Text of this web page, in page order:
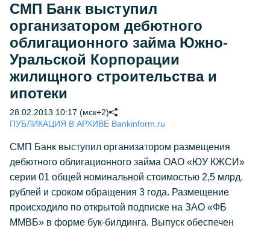
СМП Банк выступил
организатором дебютного
облигационного займа Южно-
Уральской Корпорации
жилищного строительства и
ипотеки
28.02.2013 10:17 (мск+2)
ПУБЛИКАЦИЯ В АРХИВЕ Bankinform.ru
СМП Банк выступил организатором размещения
дебютного облигационного займа ОАО «ЮУ КЖСИ»
серии 01 общей номинальной стоимостью 2,5 млрд.
рублей и сроком обращения 3 года. Размещение
происходило по открытой подписке на ЗАО «ФБ
ММВБ» в форме бук-билдинга. Выпуск обеспечен